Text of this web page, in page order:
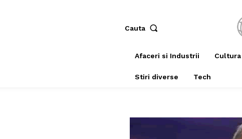
Cauta
Afaceri si Industrii
Stiri diverse Tech